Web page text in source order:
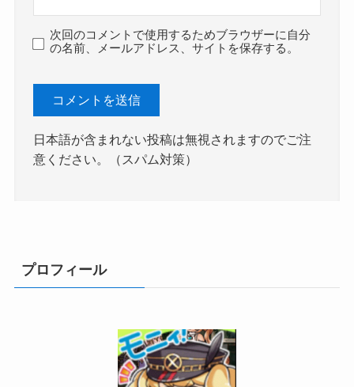
次回のコメントで使用するためブラウザーに自分
の名前、メールアドレス、サイトを保存する。
日本語が含まれない投稿は無視されますのでご注
意ください。（スパム対策）
プロフィール